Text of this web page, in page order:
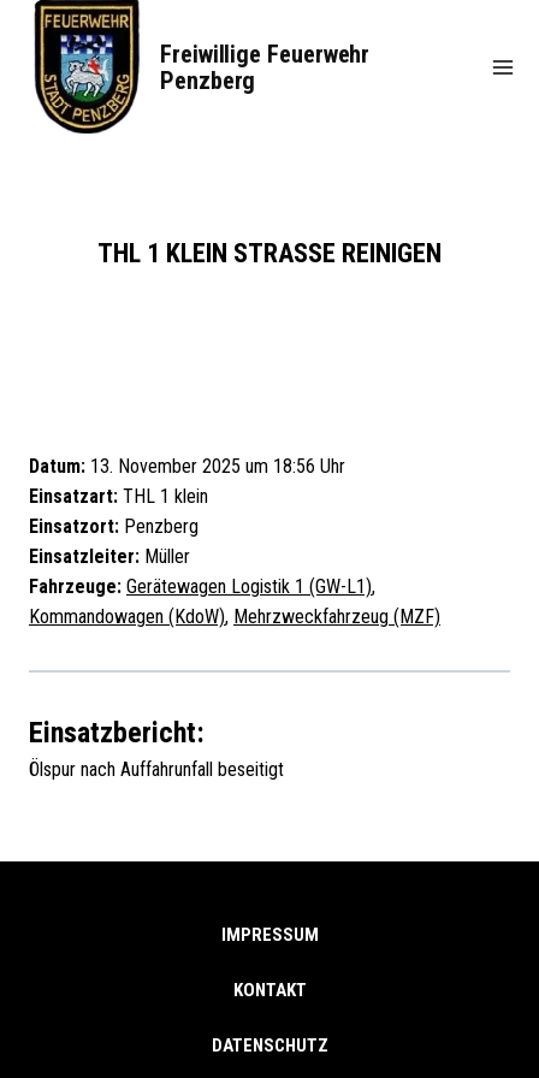
springen
Freiwillige Feuerwehr
Penzberg
THL 1 KLEIN STRASSE REINIGEN
Datum: 13. November 2025 um 18:56 Uhr
Einsatzart: THL 1 klein
Einsatzort: Penzberg
Einsatzleiter: Müller
Fahrzeuge: Gerätewagen Logistik 1 (GW-L1),
Kommandowagen (KdoW), Mehrzweckfahrzeug (MZF)
Einsatzbericht:
Ölspur nach Auffahrunfall beseitigt
IMPRESSUM
KONTAKT
DATENSCHUTZ